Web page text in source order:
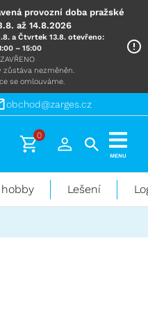
provozní doba pražské
až 14.8.2026
a Čtvrtek 13.8. otevřeno:
– 15:00
zůstáva nezměněn.
se omlouváme.
obchod@zarges.cz
0
MENU
Lešení